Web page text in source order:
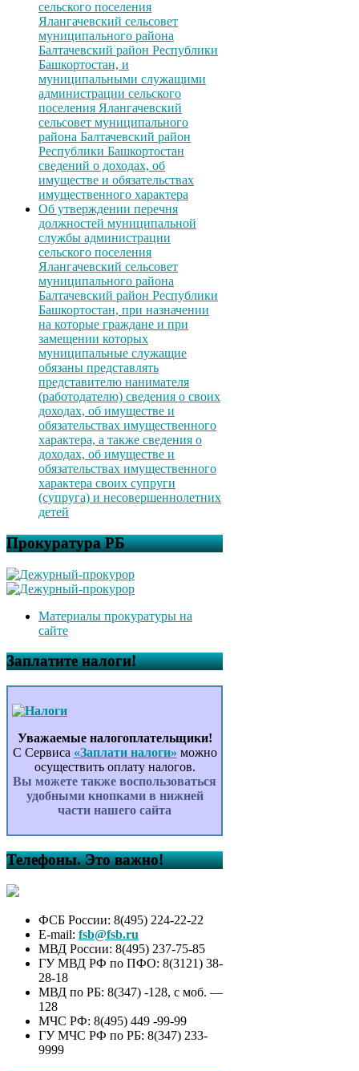
сельского поселения
Ялангачевский сельсовет
муниципального района
Балтачевский район Республики
Башкортостан, и
муниципальными служащими
администрации сельского
поселения Ялангачевский
сельсовет муниципального
района Балтачевский район
Республики Башкортостан
сведений о доходах, об
имуществе и обязательствах
имущественного характера
Об утверждении перечня
должностей муниципальной
службы администрации
сельского поселения
Ялангачевский сельсовет
муниципального района
Балтачевский район Республики
Башкортостан, при назначении
на которые граждане и при
замещении которых
муниципальные служащие
обязаны представлять
представителю нанимателя
(работодателю) сведения о своих
доходах, об имуществе и
обязательствах имущественного
характера, а также сведения о
доходах, об имуществе и
обязательствах имущественного
характера своих супруги
(супруга) и несовершеннолетних
детей
Прокуратура РБ
Материалы прокуратуры на
сайте
Заплатите налоги!
Уважаемые налогоплательщики!
С Сервиса «Заплати налоги» можно
осуществить оплату налогов.
Вы можете также воспользоваться
удобными кнопками в нижней
части нашего сайта
Телефоны. Это важно!
ФСБ России: 8(495) 224-22-22
E-mail: fsb@fsb.ru
МВД России: 8(495) 237-75-85
ГУ МВД РФ по ПФО: 8(3121) 38-
28-18
МВД по РБ: 8(347) -128, с моб. —
128
МЧС РФ: 8(495) 449 -99-99
ГУ МЧС РФ по РБ: 8(347) 233-
9999